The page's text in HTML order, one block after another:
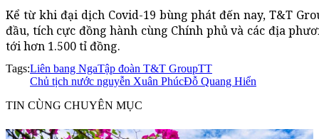
Kể từ khi đại dịch Covid-19 bùng phát đến nay, T&T
đầu, tích cực đồng hành cùng Chính phủ và các địa
tới hơn 1.500 tỉ đồng.
Tags:Liên bang NgaTập đoàn T&T GroupTT
Chủ tịch nước nguyễn Xuân PhúcĐỗ Quang Hiển
TIN CÙNG CHUYÊN MỤC